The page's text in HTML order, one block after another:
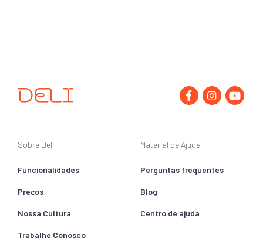
Sobre Deli
Funcionalidades
Preços
Nossa Cultura
Trabalhe Conosco
Material de Ajuda
Perguntas frequentes
Blog
Centro de ajuda